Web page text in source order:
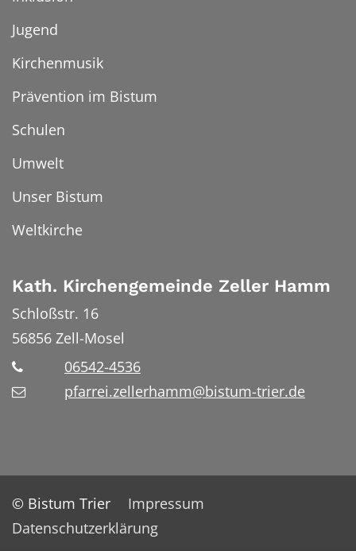
Jugend
Kirchenmusik
Prävention im Bistum
Schulen
Umwelt
Unser Bistum
Weltkirche
Kath. Kirchengemeinde Zeller Hamm
Schloßstr. 16
56856 Zell-Mosel
06542-4536
pfarrei.zellerhamm@bistum-trier.de
© Bistum Trier
Impressum
Datenschutzerklärung